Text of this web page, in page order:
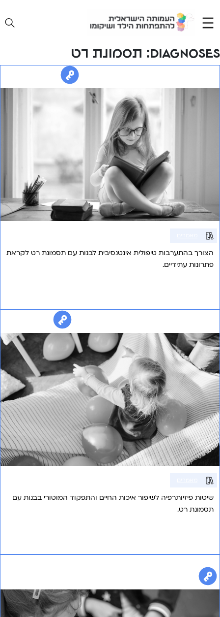
content
Diagnoses: תסמונת רט
הצורך בהתערבות טיפולית אינטנסיבית לבנות עם תסמונת רט לקראת
פתרונות עתידיים.
שיטות פיזיותרפיה לשיפור איכות החיים והתפקוד המוטורי בבנות עם
תסמונת רט.